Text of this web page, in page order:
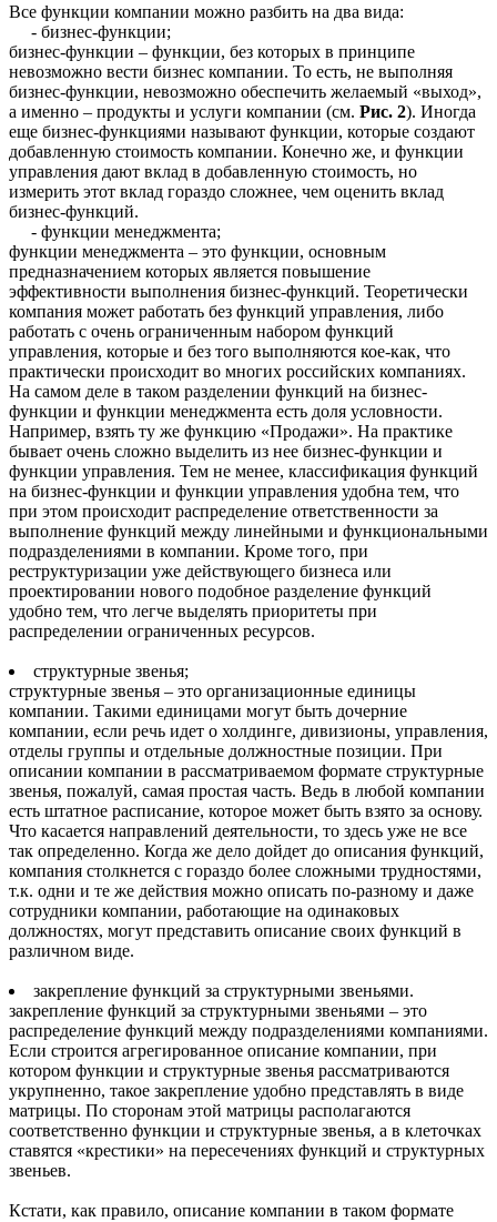
Все функции компании можно разбить на два вида:
- бизнес-функции;
бизнес-функции – функции, без которых в принципе
невозможно вести бизнес компании. То есть, не выполняя
бизнес-функции, невозможно обеспечить желаемый «выход»,
а именно – продукты и услуги компании (см. Рис. 2). Иногда
еще бизнес-функциями называют функции, которые создают
добавленную стоимость компании. Конечно же, и функции
управления дают вклад в добавленную стоимость, но
измерить этот вклад гораздо сложнее, чем оценить вклад
бизнес-функций.
- функции менеджмента;
функции менеджмента – это функции, основным
предназначением которых является повышение
эффективности выполнения бизнес-функций. Теоретически
компания может работать без функций управления, либо
работать с очень ограниченным набором функций
управления, которые и без того выполняются кое-как, что
практически происходит во многих российских компаниях.
На самом деле в таком разделении функций на бизнес-
функции и функции менеджмента есть доля условности.
Например, взять ту же функцию «Продажи». На практике
бывает очень сложно выделить из нее бизнес-функции и
функции управления. Тем не менее, классификация функций
на бизнес-функции и функции управления удобна тем, что
при этом происходит распределение ответственности за
выполнение функций между линейными и функциональными
подразделениями в компании. Кроме того, при
реструктуризации уже действующего бизнеса или
проектировании нового подобное разделение функций
удобно тем, что легче выделять приоритеты при
распределении ограниченных ресурсов.
структурные звенья;
структурные звенья – это организационные единицы
компании. Такими единицами могут быть дочерние
компании, если речь идет о холдинге, дивизионы, управления,
отделы группы и отдельные должностные позиции. При
описании компании в рассматриваемом формате структурные
звенья, пожалуй, самая простая часть. Ведь в любой компании
есть штатное расписание, которое может быть взято за основу.
Что касается направлений деятельности, то здесь уже не все
так определенно. Когда же дело дойдет до описания функций,
компания столкнется с гораздо более сложными трудностями,
т.к. одни и те же действия можно описать по-разному и даже
сотрудники компании, работающие на одинаковых
должностях, могут представить описание своих функций в
различном виде.
закрепление функций за структурными звеньями.
закрепление функций за структурными звеньями – это
распределение функций между подразделениями компаниями.
Если строится агрегированное описание компании, при
котором функции и структурные звенья рассматриваются
укрупненно, такое закрепление удобно представлять в виде
матрицы. По сторонам этой матрицы располагаются
соответственно функции и структурные звенья, а в клеточках
ставятся «крестики» на пересечениях функций и структурных
звеньев.
Кстати, как правило, описание компании в таком формате